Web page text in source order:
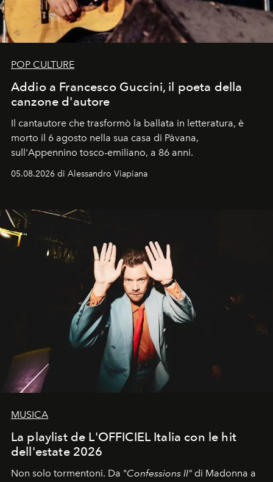
POP CULTURE
Addio a Francesco Guccini, il poeta della
canzone d'autore
Il cantautore che trasformò la ballata in letteratura, è
morto il 6 agosto nella sua casa di Pàvana,
sull'Appennino tosco-emiliano, a 86 anni.
05.08.2026 di Alessandro Viapiana
MUSICA
La playlist de L'OFFICIEL Italia con le hit
dell'estate 2026
Non solo tormentoni. Da "Confessions II" di Madonna a